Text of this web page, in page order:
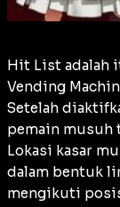
Hit List adalah
Vending
Setelah
pemain musuh
Lokasi kasar
dalam bentuk
mengikuti